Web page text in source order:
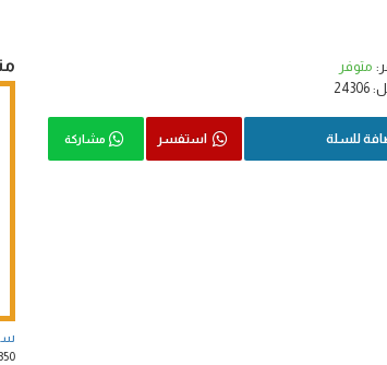
متوفر
24306
للسلة استفسر مشاركة
KD